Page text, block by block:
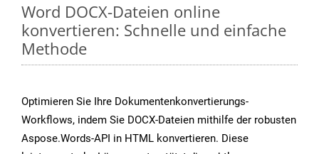
Word DOCX-Dateien online
konvertieren: Schnelle und einfache
Methode
Optimieren Sie Ihre Dokumentenkonvertierungs-
Workflows, indem Sie DOCX-Dateien mithilfe der robusten
Aspose.Words-API in HTML konvertieren. Diese